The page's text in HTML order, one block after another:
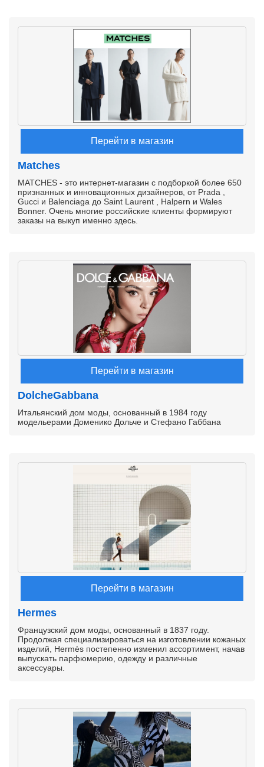
Перейти в магазин
Matches
MATCHES - это интернет-магазин с подборкой более 650
признанных и инновационных дизайнеров, от Prada ,
Gucci и Balenciaga до Saint Laurent , Halpern и Wales
Bonner. Очень многие российские клиенты формируют
заказы на выкуп именно здесь.
Перейти в магазин
DolcheGabbana
Итальянский дом моды, основанный в 1984 году
модельерами Доменико Дольче и Стефано Габбана
Перейти в магазин
Hermes
Французский дом моды, основанный в 1837 году.
Продолжая специализироваться на изготовлении кожаных
изделий, Hermès постепенно изменил ассортимент, начав
выпускать парфюмерию, одежду и различные
аксессуары.